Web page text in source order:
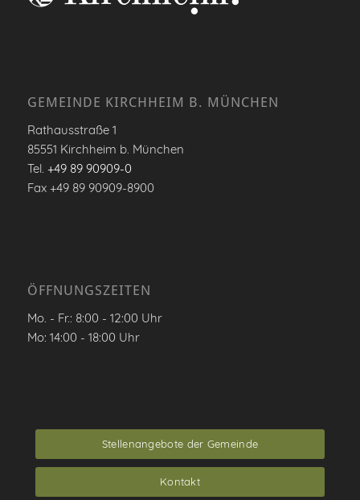
GEMEINDE KIRCHHEIM B. MÜNCHEN
Rathausstraße 1
85551 Kirchheim b. München
Tel. +49 89 90909-0
Fax +49 89 90909-8900
ÖFFNUNGSZEITEN
Mo. - Fr.: 8:00 - 12:00 Uhr
Mo: 14:00 - 18:00 Uhr
Stellenangebote der Gemeinde
Kontakt